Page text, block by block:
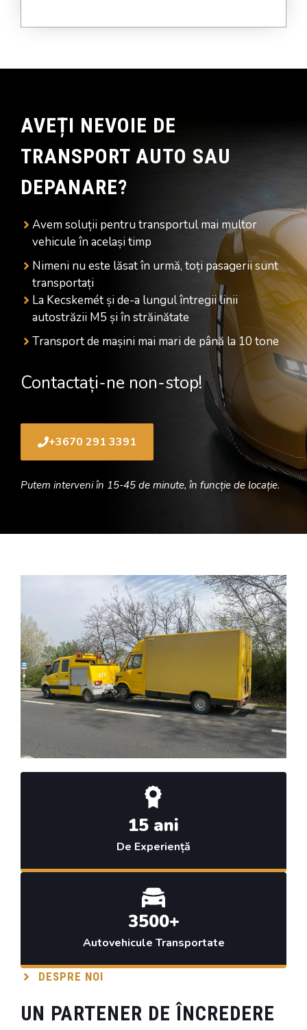
AVEȚI NEVOIE DE
TRANSPORT AUTO SAU
DEPANARE?
Avem soluții pentru transportul mai multor
vehicule în același timp
Nimeni nu este lăsat în urmă, toți pasagerii sunt
transportați
La Kecskemét și de-a lungul întregii linii
autostrăzii M5 și în străinătate
Transport de mașini mai mari de până la 10 tone
Contactați-ne non-stop!
+3670 291 3391
Putem interveni în 15-45 de minute, în funcție de locație.
15 ani
De Experiență
3500+
Autovehicule Transportate
DESPRE NOI
UN PARTENER DE ÎNCREDERE